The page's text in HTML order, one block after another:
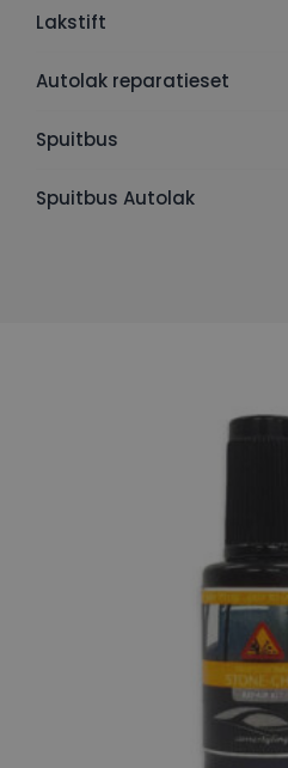
Lakstift
Autolak reparatieset
Spuitbus
Spuitbus Autolak